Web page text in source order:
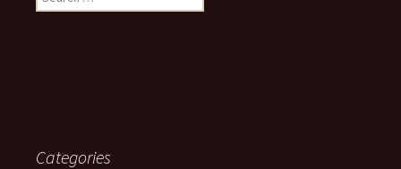
for:
Categories